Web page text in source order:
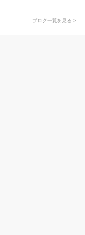
ブログ一覧を見る >